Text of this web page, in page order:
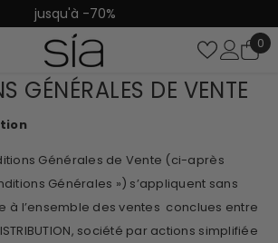
0
0
GÉNÉRALES DE VENTE
Générales de Vente (ci-après
Générales ») s’appliquent sans
à l’ensemble des ventes conclues entre
société par actions simplifiée